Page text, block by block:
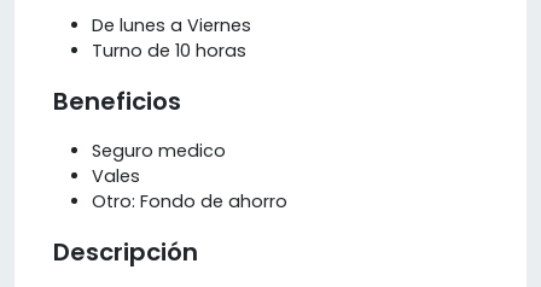
De lunes a Viernes
Turno de 10 horas
Beneficios
Seguro medico
Vales
Otro: Fondo de ahorro
Descripción